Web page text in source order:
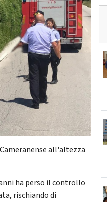
all'altezza
ha perso il controllo
rischiando di